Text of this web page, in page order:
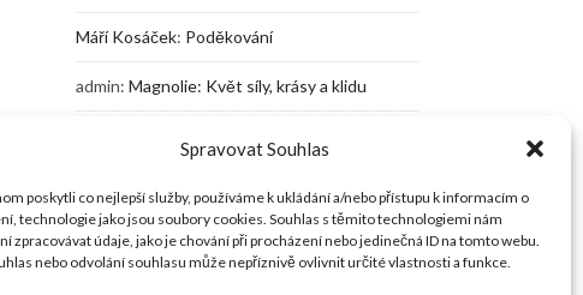
Spravovat Souhlas
poskytli co nejlepší služby, používáme k ukládání a/nebo přístupu k informacím o
technologie jako jsou soubory cookies. Souhlas s těmito technologiemi nám
zpracovávat údaje, jako je chování při procházení nebo jedinečná ID na tomto webu.
nebo odvolání souhlasu může nepříznivě ovlivnit určité vlastnosti a funkce.
Máří Kosáček: Poděkování
admin: Magnolie: Květ síly, krásy a klidu
admin :Netradiční vánoční pečení